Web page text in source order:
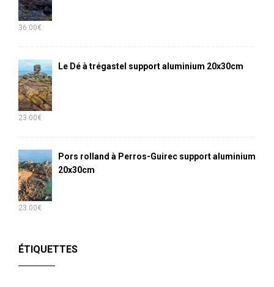
36.00€
Le Dé à trégastel support aluminium 20x30cm
23.00€
Pors rolland à Perros-Guirec support aluminium
20x30cm
23.00€
ÉTIQUETTES